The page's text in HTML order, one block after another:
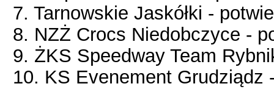
7. Tarnowskie Jaskółki -
8. NZŻ Crocs Niedobczyce -
9. ŻKS Speedway Team
10. KS Evenement Grudziądz